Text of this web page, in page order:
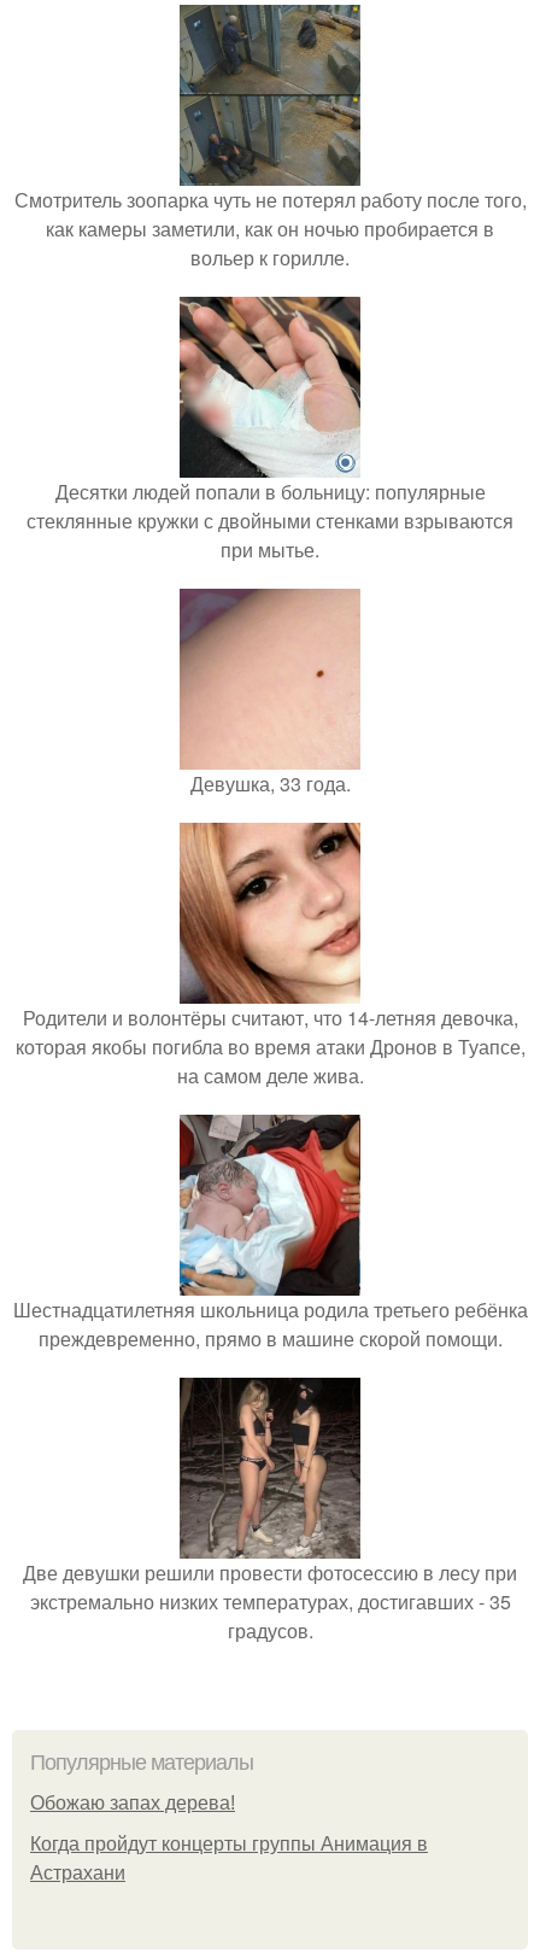
Смотритель зоопарка чуть не потерял работу после того,
как камеры заметили, как он ночью пробирается в
вольер к горилле.
Десятки людей попали в больницу: популярные
стеклянные кружки с двойными стенками взрываются
при мытье.
Девушка, 33 года.
Родители и волонтёры считают, что 14-летняя девочка,
которая якобы погибла во время атаки Дронов в Туапсе,
на самом деле жива.
Шестнадцатилетняя школьница родила третьего ребёнка
преждевременно, прямо в машине скорой помощи.
Две девушки решили провести фотосессию в лесу при
экстремально низких температурах, достигавших - 35
градусов.
Популярные материалы
Обожaю зaпах деpева!
Когда пройдут концерты группы Анимация в
Астрахани